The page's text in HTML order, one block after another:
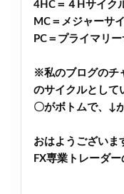
4HC＝４Hサイク
MC＝メジャーサ
PC＝プライマリ
※私のブログの
のサイクルとして
〇がボトムで、↓
おはようございま
FX専業トレーダ